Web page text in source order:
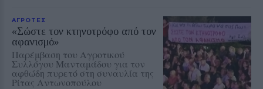
ΑΓΡΟΤΕΣ
«Σώστε τον κτηνοτρόφο από τον
αφανισμό»
Παρέμβαση του Αγροτικού
Συλλόγου Μανταμάδου για τον
αφθώδη πυρετό στη συναυλία της
Ρίτας Αντωνοπούλου